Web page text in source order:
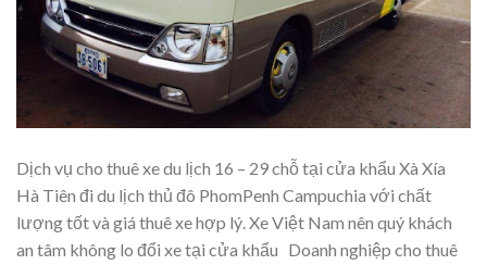
Dịch vụ cho thuê xe du lịch 16 – 29 chỗ tại cửa khẩu Xà Xía
Hà Tiên đi du lịch thủ đô PhomPenh Campuchia với chất
lượng tốt và giá thuê xe hợp lý. Xe Việt Nam nên quý khách
an tâm không lo đổi xe tại cửa khẩu Doanh nghiệp cho thuê